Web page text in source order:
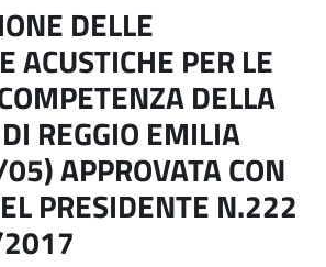
DELLE
ACUSTICHE PER LE
DELLA
REGGIO EMILIA
APPROVATA CON
PRESIDENTE N.222